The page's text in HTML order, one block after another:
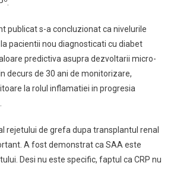
.
publicat s-a concluzionat ca nivelurile
pacientii nou diagnosticati cu diabet
predictiva asupra dezvoltarii micro-
decurs de 30 ani de monitorizare,
la rolul inflamatiei in progresia
rejetului de grefa dupa transplantul renal
A fost demonstrat ca SAA este
Desi nu este specific, faptul ca CRP nu